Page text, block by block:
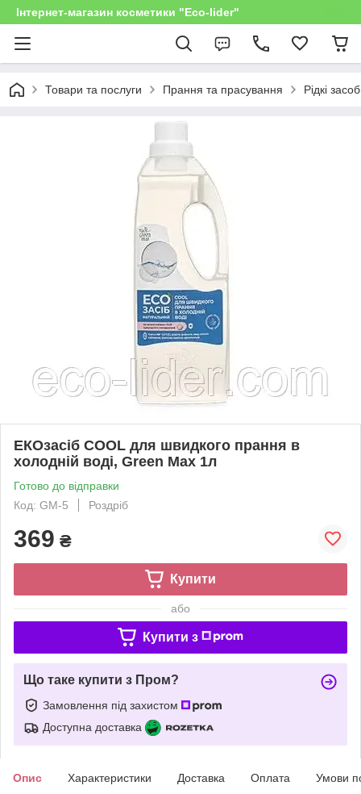
Інтернет-магазин косметики "Eco-lider"
Товари та послуги Прання та прасування Рідкі
EКОзасіб COOL для швидкого прання в
холодній воді, Green Max 1л
Готово до відправки
Код: GM-5
Роздріб
369 ₴
Купити
або
Купити з
Що таке купити з Пром?
Замовлення під захистом
Доступна доставка
Опис Характеристики Доставка Оплата Умови